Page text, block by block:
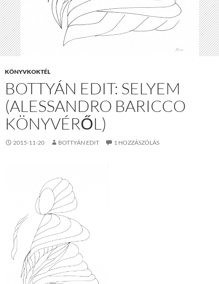
KÖNYVKOKTÉL
BOTTYÁN EDIT: SELYEM
(ALESSANDRO BARICCO
KÖNYVÉRŐL)
2015-11-20 BOTTYÁN EDIT 1 HOZZÁSZÓLÁS